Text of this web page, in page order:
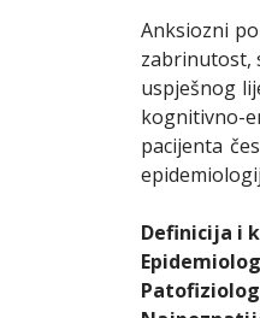
Anksiozni
zabrinutost,
uspješnog
kognitivno-
pacijenta
Definicija i